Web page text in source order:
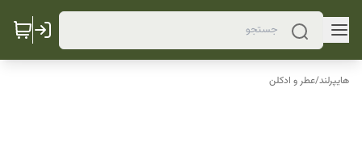
هایپرلند/عطر و ادکلن